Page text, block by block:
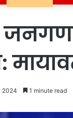
2024 1 minute read